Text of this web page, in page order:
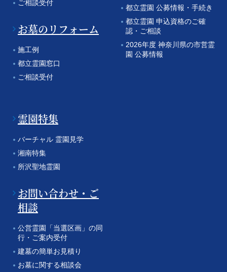
ご相談受付
お墓のリフォーム
施工例
都立霊園窓口
ご相談受付
都立霊園 公募情報・手続き
都立霊園 申込資格のご確
認・ご相談
2026年度 神奈川県の市営霊
園 公募情報
霊園特集
バーチャル 霊園見学
湘南特集
所沢聖地霊園
お問い合わせ・ご
相談
公営霊園「当選区画」の同
行・ご案内受付
建墓の簡単お見積り
お墓に関する相談会